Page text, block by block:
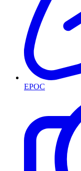
EPOC